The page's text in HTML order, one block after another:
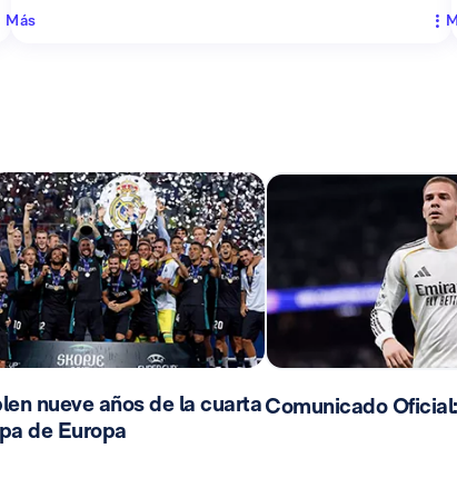
Más
nueve años de la cuarta
de Europa
Comunicado